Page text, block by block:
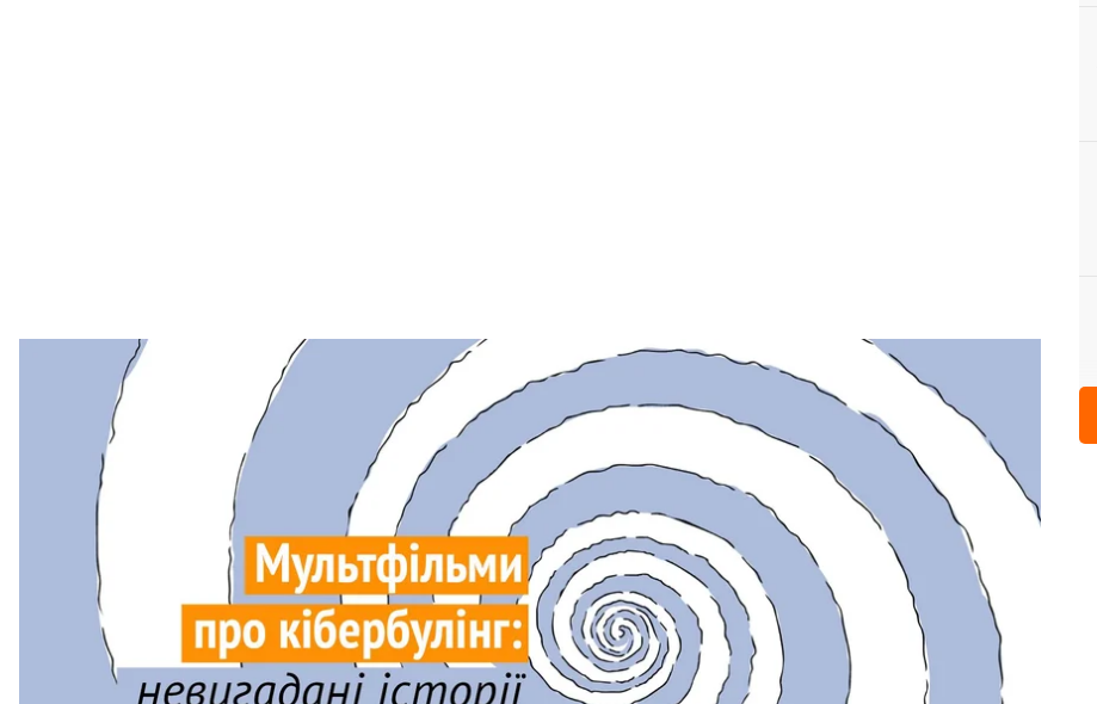
Всеукраїнська кампанія проти кібербулінгуDocudays UA презентувала документальні мультфільми,
засновані на реальних історіях дітей, які змогли захиститися від онлайн-цькувань.
«Мета цих роликів показати дітям, що вихід є. Якщо ти опинився/лася в ситуації кібербулінгу, ніколи
не треба соромитися звернутися по допомогу до дорослих, тому що ситуація може стати
небезпечною. І ці історії яскраво це ілюструють», – пояснила Ксенія Шиманська, директорка
правозахисного департаменту Docudays UA.